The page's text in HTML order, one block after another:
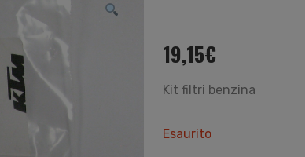
19,15€
Kit filtri benzina
Esaurito